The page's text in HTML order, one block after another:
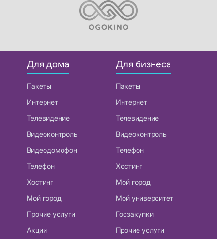
Для дома
Пакеты
Интернет
Телевидение
Видеоконтроль
Видеодомофон
Телефон
Хостинг
Мой город
Прочие услуги
Акции
Для бизнеса
Пакеты
Интернет
Телевидение
Видеоконтроль
Телефон
Хостинг
Мой город
Мой университет
Госзакупки
Прочие услуги